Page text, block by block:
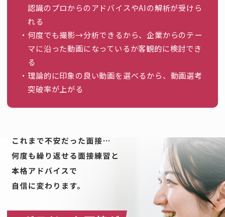
認識のプロからのアドバイスやAIの解析が受けら
れる
何度でも撮影→分析できるから、企業からのテー
マに沿った動画になっているか客観的に検討でき
る
理論的に印象の良い動画を選べるから、動画選考
突破率が上がる